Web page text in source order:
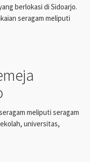
berlokasi di Sidoarjo.
seragam meliputi
meliputi seragam
universitas,